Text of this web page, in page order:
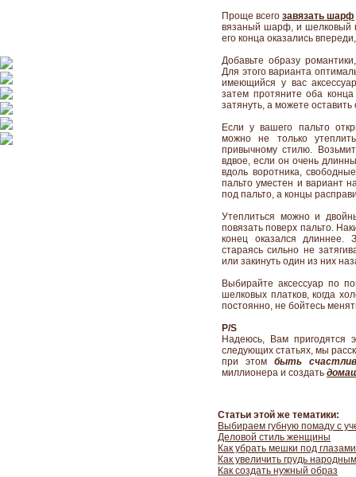
Проще всего завязать шарф
вязаный шарф, и шелковый
его конца оказались
Добавьте образу
Для этого варианта
имеющийся у вас
затем протяните оба
затянуть, а можете оставить
Если у вашего пальто
можно не только
привычному стилю.
вдвое, если он очень
вдоль воротника,
пальто уместен и вариант
под пальто, а концы
Утеплиться можно и
повязать поверх пальто.
конец оказался длиннее.
стараясь сильно не
или закинуть один из них
Выбирайте аксессуар по
шелковых платков, когда
постоянно, не бойтесь
P/S
Надеюсь, Вам
следующих статьях, мы
при этом быть
миллионера и создать
Статьи этой же тематики:
Выбираем губную помаду с
Деловой стиль женщины
Как убрать мешки под глазами
Как увеличить грудь
Как создать нужный образ